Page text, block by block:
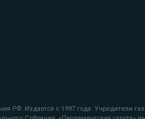
РФ. Издается с 1997 года. Учредители